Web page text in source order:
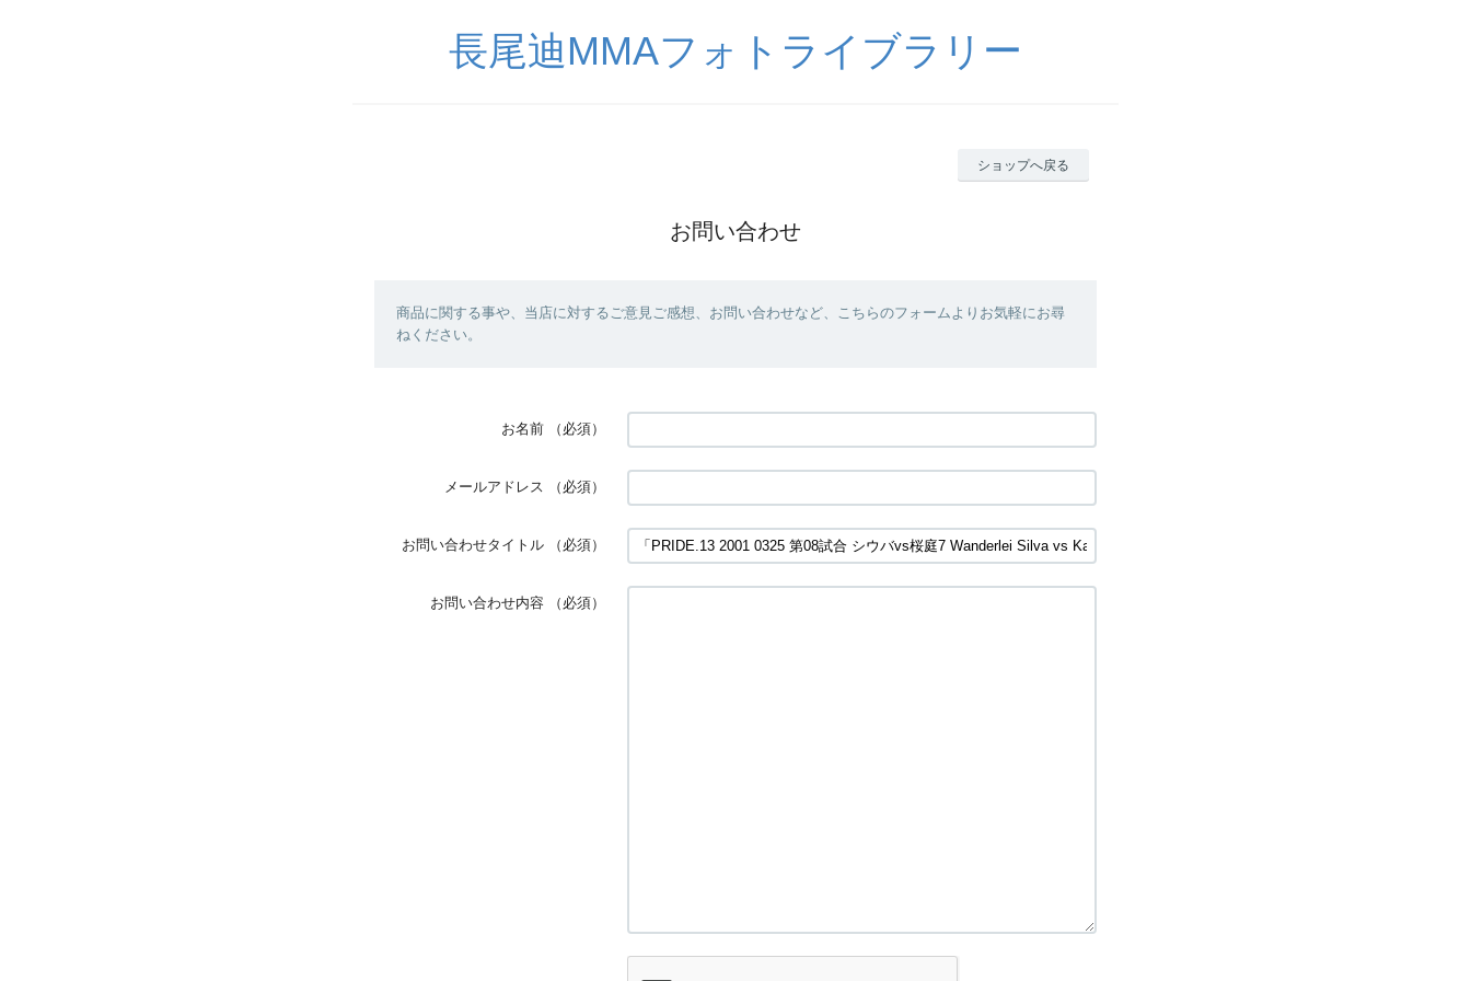
長尾迪MMAフォトライブラリー
ショップへ戻る
お問い合わせ
商品に関する事や、当店に対するご意見ご感想、お問い合わせなど、こちらのフォームよりお気軽にお尋
ねください。
お名前 （必須）
メールアドレス （必須）
お問い合わせタイトル （必須）
お問い合わせ内容 （必須）